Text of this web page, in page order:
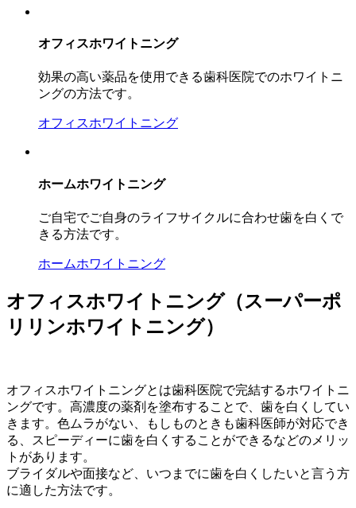
オフィスホワイトニング
効果の高い薬品を使用できる歯科医院でのホワイトニ
ングの方法です。
オフィスホワイトニング
ホームホワイトニング
ご自宅でご自身のライフサイクルに合わせ歯を白くで
きる方法です。
ホームホワイトニング
オフィスホワイトニング（スーパーポ
リリンホワイトニング）
オフィスホワイトニングとは歯科医院で完結するホワイトニ
ングです。高濃度の薬剤を塗布することで、歯を白くしてい
きます。色ムラがない、もしものときも歯科医師が対応でき
る、スピーディーに歯を白くすることができるなどのメリッ
トがあります。
ブライダルや面接など、いつまでに歯を白くしたいと言う方
に適した方法です。